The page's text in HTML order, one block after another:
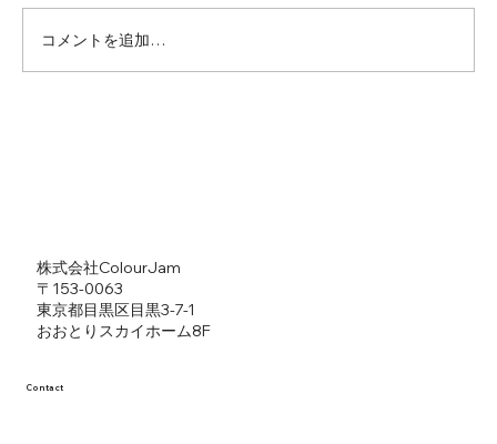
コメントを追加…
​株式会社ColourJam
​〒153-0063
東京都目黒区目黒3-7-1
​おおとりスカイホーム8F
Contact